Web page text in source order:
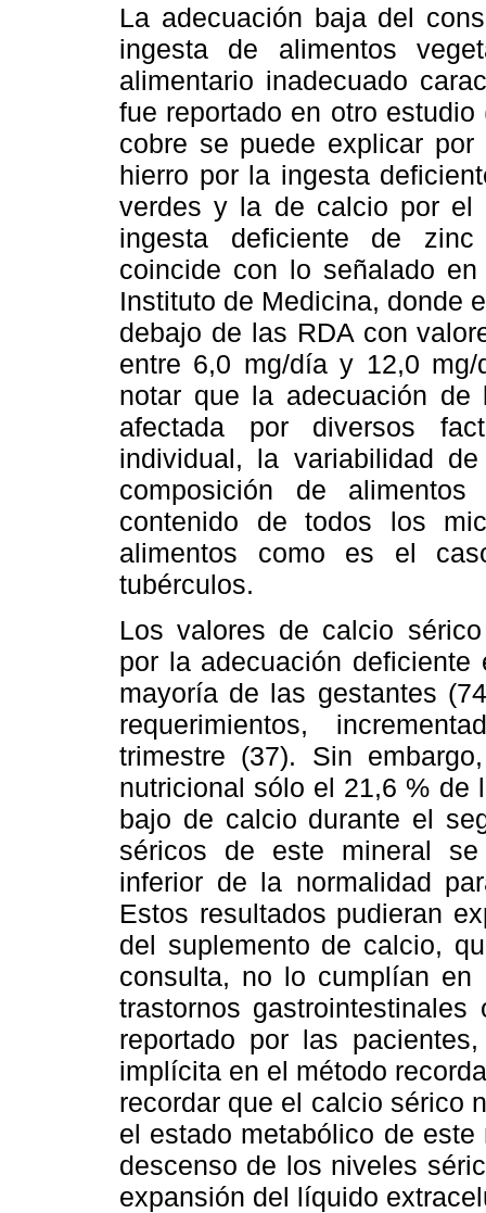
La adecuación baja del
ingesta de alimentos
alimentario inadecuado
fue reportado en otro
cobre se puede explicar
hierro por la ingesta
verdes y la de calcio por el
ingesta deficiente de
coincide con lo señalado
Instituto de Medicina, donde
debajo de las RDA con
entre 6,0 mg/día y 12,0
notar que la adecuación de
afectada por diversos
individual, la variabilidad
composición de
contenido de todos los
alimentos como es el
tubérculos.
Los valores de calcio
por la adecuación
mayoría de las gestantes
requerimientos,
trimestre (37). Sin
nutricional sólo el 21,6 % de
bajo de calcio durante el
séricos de este mineral
inferior de la normalidad
Estos resultados pudieran
del suplemento de calcio,
consulta, no lo cumplían en
trastornos
reportado por las
implícita en el método
recordar que el calcio sérico
el estado metabólico de
descenso de los niveles
expansión del líquido